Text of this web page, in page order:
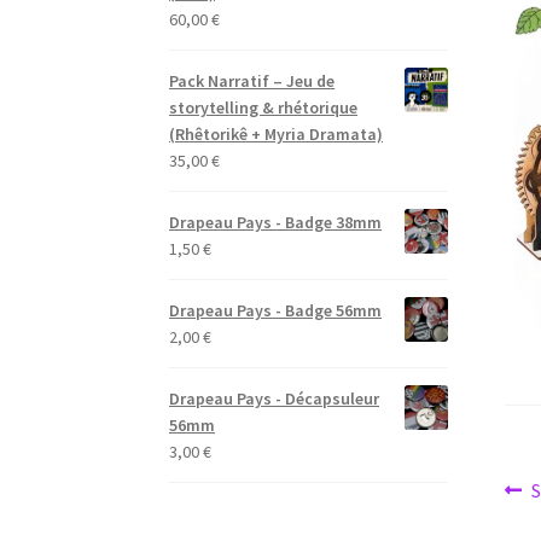
60,00€
Pack Narratif – Jeu de
storytelling & rhétorique
(Rhêtorikê + Myria Dramata)
35,00€
Drapeau Pays - Badge 38mm
1,50€
Drapeau Pays - Badge 56mm
2,00€
Drapeau Pays - Décapsuleur
56mm
3,00€